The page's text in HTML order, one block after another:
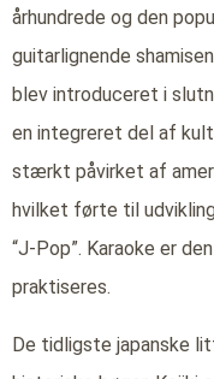
århundrede og den
guitarlignende
blev introduceret i
en integreret del af
stærkt påvirket af
hvilket førte til
“J-Pop”. Karaoke er
praktiseres.
De tidligste japanske